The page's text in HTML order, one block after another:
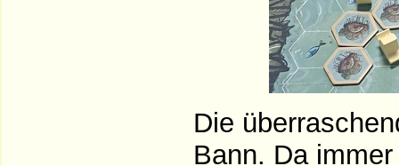
Die
Bann. Da